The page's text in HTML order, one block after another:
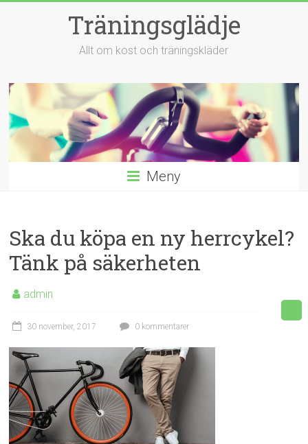
Träningsglädje
Allt om kost och träningskläder
Meny
Ska du köpa en ny herrcykel?
Tänk på säkerheten
admin
30 november, 2017 0 kommentarer